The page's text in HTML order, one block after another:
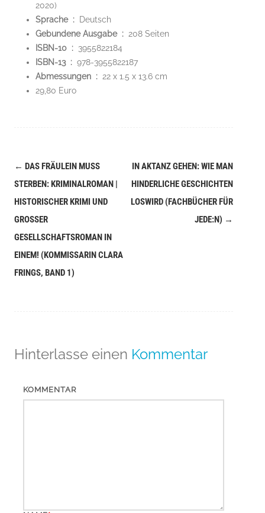
2020)
Sprache ‏ : ‎
Deutsch
Gebundene Ausgabe ‏ : ‎ 208 Seiten
ISBN-10 ‏ : ‎ 3955822184
ISBN-13 ‏ : ‎ 978-3955822187
Abmessungen ‏ : ‎ 22 x 1.5 x 13.6 cm
29,80 Euro
Navigation
(Beiträge)
← DAS FRÄULEIN MUSS
STERBEN: KRIMINALROMAN |
HISTORISCHER KRIMI UND
GROSSER G
ESELLSCHAFTSROMAN IN E
INEM! (KOMMISSARIN CLARA F
RINGS, BAND 1)
IN AKTANZ GEHEN: WIE MAN
HINDERLICHE GESCHICHTEN
LOSWIRD (FACHBÜCHER FÜR
JEDE:N) →
Hinterlasse einen Kommentar
KOMMENTAR